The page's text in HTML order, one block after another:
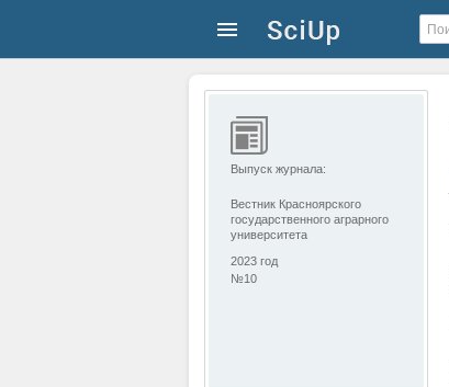
Выпуск журнала:
Вестник Красноярского
государственного аграрного
университета
2023 год
№10